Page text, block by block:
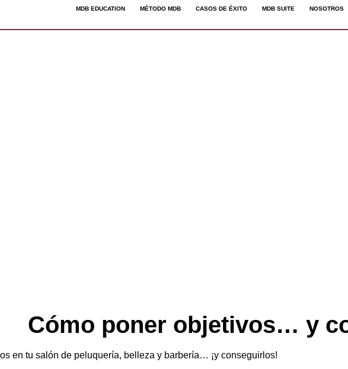
MDB EDUCATION MÉTODO MDB CASOS DE ÉXITO MDB SUITE NOSOTROS
Cómo poner objetivos… y
en tu salón de peluquería, belleza y barbería… ¡y conseguirlos!